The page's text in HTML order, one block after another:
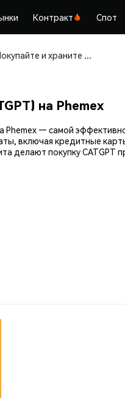
Контракт Спот
Покупайте и храните CatGPT (CATGPT) безопасно
на Phemex
Phemex — самой
включая кредитные
делают покупку CATGPT